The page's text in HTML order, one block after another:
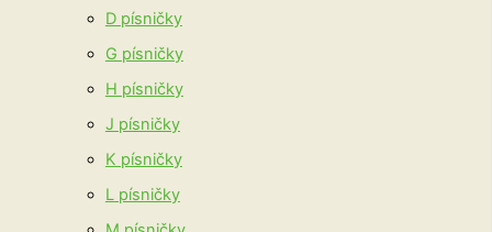
D písničky
G písničky
H písničky
J písničky
K písničky
L písničky